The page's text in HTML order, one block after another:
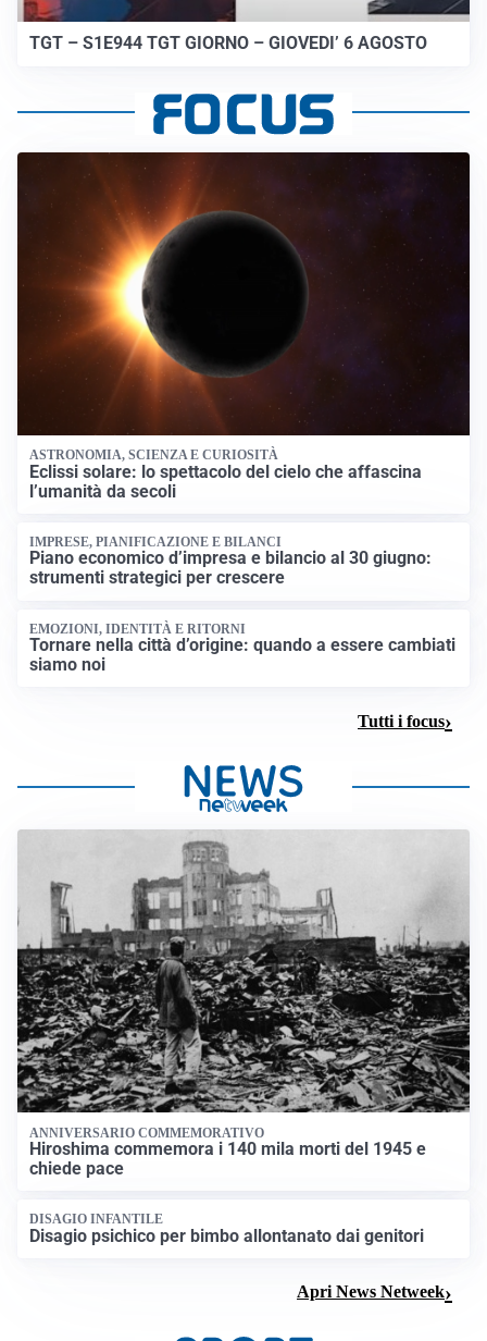
TGT – S1E944 TGT GIORNO – GIOVEDI’ 6 AGOSTO
ASTRONOMIA, SCIENZA E CURIOSITÀ
Eclissi solare: lo spettacolo del cielo che affascina
l’umanità da secoli
IMPRESE, PIANIFICAZIONE E BILANCI
Piano economico d’impresa e bilancio al 30 giugno:
strumenti strategici per crescere
EMOZIONI, IDENTITÀ E RITORNI
Tornare nella città d’origine: quando a essere cambiati
siamo noi
Tutti i focus
ANNIVERSARIO COMMEMORATIVO
Hiroshima commemora i 140 mila morti del 1945 e
chiede pace
DISAGIO INFANTILE
Disagio psichico per bimbo allontanato dai genitori
Apri News Netweek